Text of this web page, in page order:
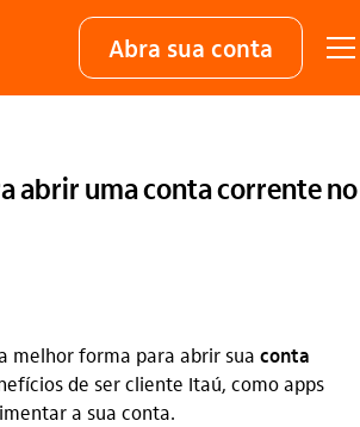
Abra sua conta
abrir uma conta corrente no
melhor forma para abrir sua conta
de ser cliente Itaú, como apps
a sua conta.